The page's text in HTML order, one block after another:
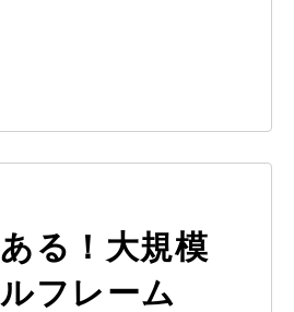
る！大規模
フレーム